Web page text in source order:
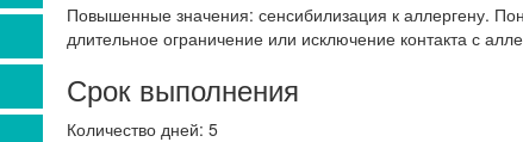
Повышенные значения: сенсибилизация к аллергену.
длительное ограничение или исключение контакта с
Срок выполнения
Количество дней: 5